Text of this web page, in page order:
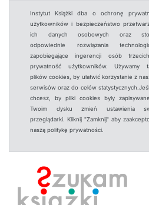
Instytut Książki dba o ochronę
użytkowników i bezpieczeństwo
ich danych osobowych oraz
odpowiednie rozwiązania
zapobiegające ingerencji osób
prywatność użytkowników. Używamy
plików cookies, by ułatwić korzystanie z
serwisów oraz do celów
chcesz, by pliki cookies były
Twoim dysku zmień ustawienia
przeglądarki. Kliknij "Zamknij" aby
naszą politykę prywatności.